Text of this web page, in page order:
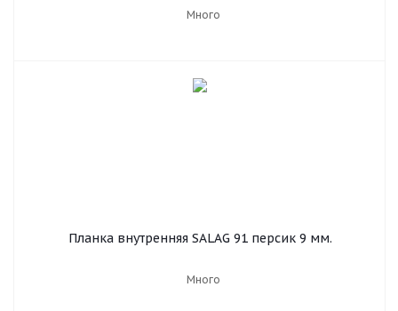
Много
Планка внутренняя SALAG 91 персик 9 мм.
Много